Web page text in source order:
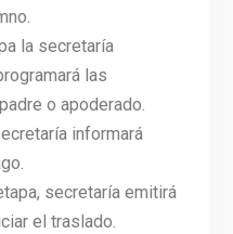
la secretaría
las
o apoderado.
informará
secretaría emitirá
el traslado.